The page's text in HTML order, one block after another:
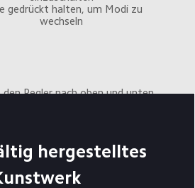
gedrückt halten, um Modi zu
wechseln
den Regler nach oben und unten,
gedrückt halten für ein
verzögertes Ausschalten
hergestelltes